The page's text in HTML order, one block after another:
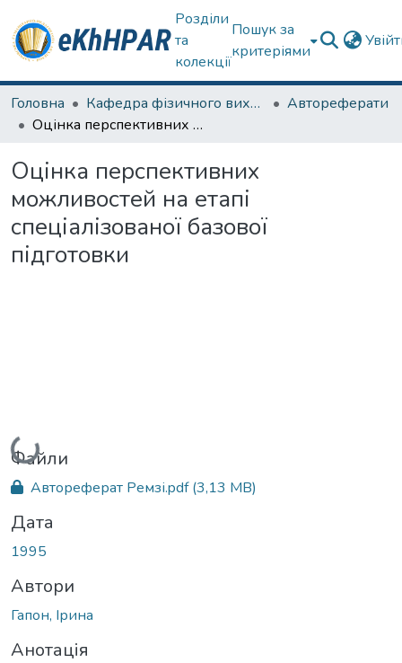
Розділи
та
колекції
Пошук за
критеріями
Головна Кафедра фізичного виховання та спортивного вдосконалення
Автореферати
Оцінка перспективних можливостей на етапі спеціалізованої базової підготовки
Оцінка перспективних
можливостей на етапі
спеціалізованої базової
підготовки
Вантажиться...
Файли
Автореферат Ремзі.pdf(3,13 MB)
Дата
1995
Автори
Гапон, Ірина
Анотація